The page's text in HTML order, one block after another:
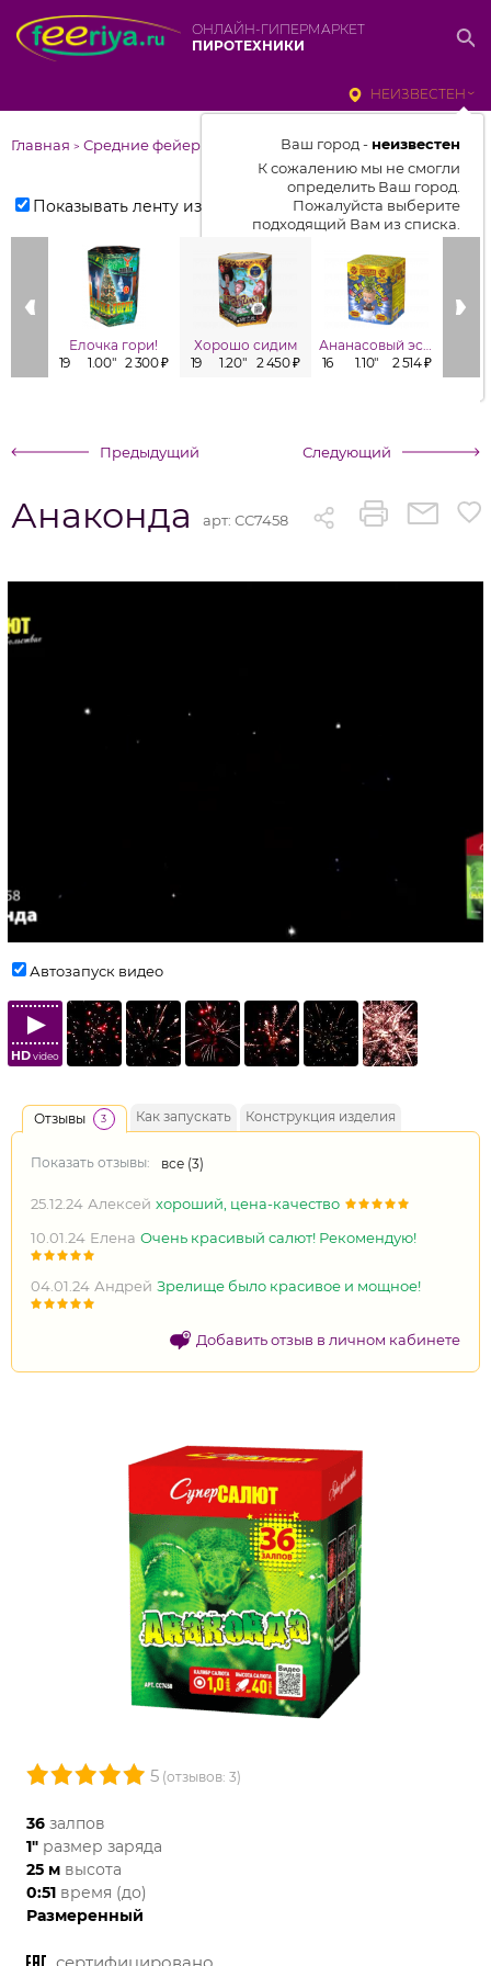
ОНЛАЙН-ГИПЕРМАРКЕТ
ПИРОТЕХНИКИ
НЕИЗВЕСТЕН
Ваш город - неизвестен
К сожалению мы не смогли
определить Ваш город.
Пожалуйста выберите
подходящий Вам из списка.
Выбрать город
От выбранного города зависит
цены, наличие и условия
доставки
Главная > Средние фейерверки
Показывать ленту изделий
Елочка гори!
19
1.00" 2 300 ₽
Хорошо сидим
19
1.20" 2 450 ₽
Ананасовый эспрессо
16
1.10" 2 514 ₽
Предыдущий Следующий
Анаконда арт: СС7458
Автозапуск видео
HDvideo
Отзывы 3 Как запускать Конструкция изделия
Показать отзывы: все (3)
25.12.24 Алексей хороший, цена-качество
10.01.24 Елена Очень красивый салют! Рекомендую!
04.01.24 Андрей Зрелище было красивое и мощное!
Добавить отзыв в личном кабинете
5 (отзывов: 3)
36 залпов
1" размер заряда
25 м высота
0:51 время (до)
Размеренный
сертифицировано